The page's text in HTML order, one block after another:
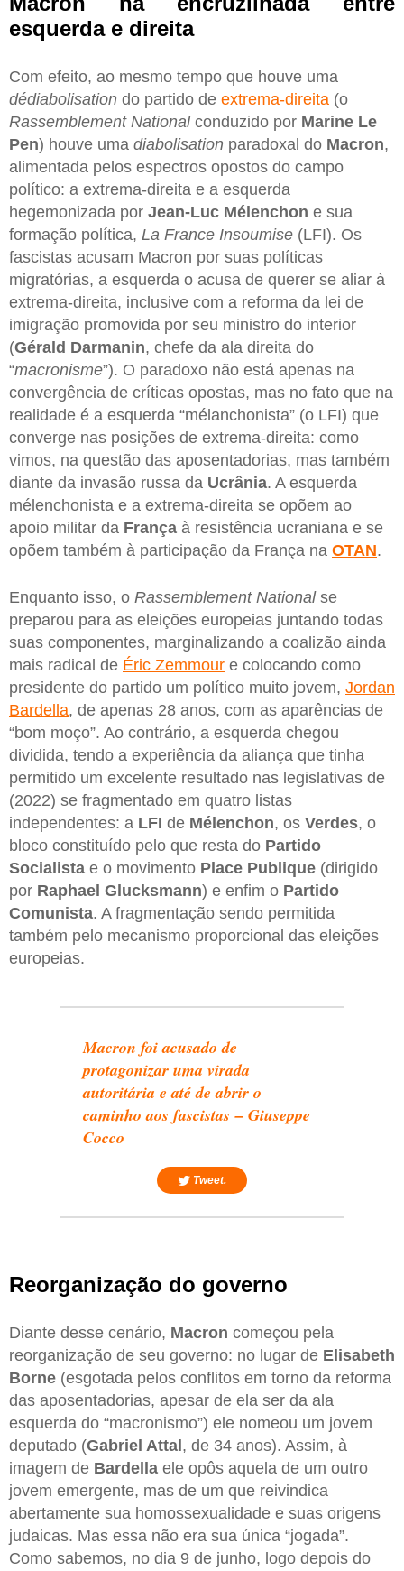
esquerda e direita
Com efeito, ao mesmo tempo que houve uma
dédiabolisation do partido de extrema-direita (o
Rassemblement Nationalconduzido por Marine Le
Pen) houve uma diabolisation paradoxal do Macron,
alimentada pelos espectros opostos do campo
político: a extrema-direita e a esquerda
hegemonizada por Jean-Luc Mélenchon e sua
formação política, La France Insoumise (LFI). Os
fascistas acusam Macron por suas políticas
migratórias, a esquerda o acusa de querer se aliar à
extrema-direita, inclusive com a reforma da lei de
imigração promovida por seu ministro do interior
(Gérald Darmanin, chefe da ala direita do
“macronisme”). O paradoxo não está apenas na
convergência de críticas opostas, mas no fato que na
realidade é a esquerda “mélanchonista” (o LFI) que
converge nas posições de extrema-direita: como
vimos, na questão das aposentadorias, mas também
diante da invasão russa da Ucrânia. A esquerda
mélenchonista e a extrema-direita se opõem ao
apoio militar da França à resistência ucraniana e se
opõem também à participação da França na OTAN.
Enquanto isso, o Rassemblement Nationalse
preparou para as eleições europeias juntando todas
suas componentes, marginalizando a coalizão ainda
mais radical de Éric Zemmour e colocando como
presidente do partido um político muito jovem, Jordan
Bardella, de apenas 28 anos, com as aparências de
“bom moço”. Ao contrário, a esquerda chegou
dividida, tendo a experiência da aliança que tinha
permitido um excelente resultado nas legislativas de
(2022) se fragmentado em quatro listas
independentes: a LFI de Mélenchon, os Verdes, o
bloco constituído pelo que resta do Partido
Socialista e o movimento Place Publique (dirigido
por Raphael Glucksmann) e enfim o Partido
Comunista. A fragmentação sendo permitida
também pelo mecanismo proporcional das eleições
europeias.
Macron foi acusado de
protagonizar uma virada
autoritária e até de abrir o
caminho aos fascistas– Giuseppe
Cocco
Tweet.
Reorganização do governo
Diante desse cenário, Macron começou pela
reorganização de seu governo: no lugar de Elisabeth
Borne (esgotada pelos conflitos em torno da reforma
das aposentadorias, apesar de ela ser da ala
esquerda do “macronismo”) ele nomeou um jovem
deputado (Gabriel Attal , de 34 anos). Assim, à
imagem de Bardella ele opôs aquela de um outro
jovem emergente, mas de um que reivindica
abertamente sua homossexualidade e suas origens
judaicas. Mas essa não era sua única “jogada”.
Como sabemos, no dia 9 de junho, logo depois do